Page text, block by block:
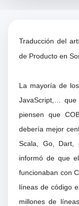
Traducción del
de Producto en
La mayoría de
JavaScript,…
piensen que
debería mejor
Scala, Go, Dart,
informó de que
funcionaban con
líneas de código
millones de